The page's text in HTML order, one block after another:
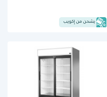
يشحن من إكويب